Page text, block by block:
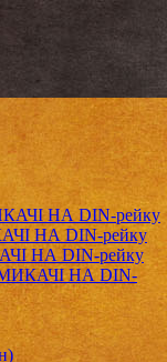
НА DIN-рейку
НА DIN-рейку
НА DIN-рейку
НА DIN-